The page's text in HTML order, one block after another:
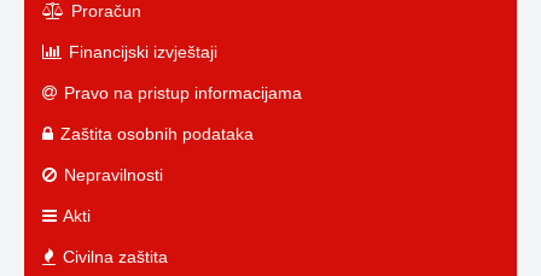
Proračun
Financijski izvještaji
Pravo na pristup informacijama
Zaštita osobnih podataka
Nepravilnosti
Akti
Civilna zaštita